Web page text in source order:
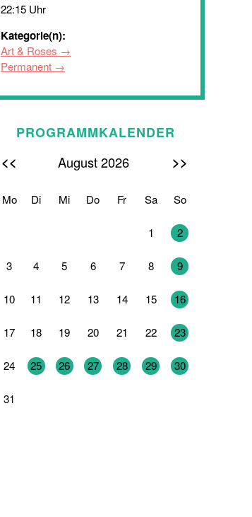
22:15 Uhr
Kategorie(n):
Art & Roses
Permanent
PROGRAMMKALENDER
<< August 2026 >>
Mo Di Mi Do Fr Sa So
1 2
3 4 5 6 7 8 9
10 11 12 13 14 15 16
17 18 19 20 21 22 23
24 25 26 27 28 29 30
31